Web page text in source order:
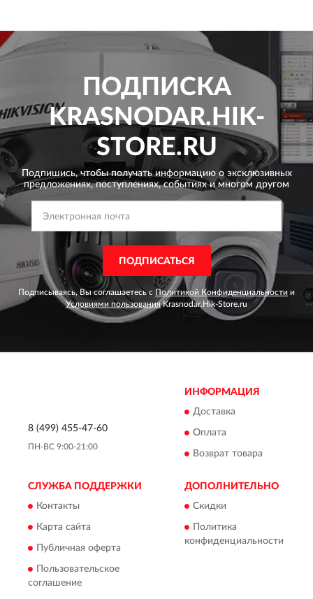
ПОДПИСКА
KRASNODAR.HIK-
STORE.RU
Подпишись, чтобы получать информацию о эксклюзивных
предложениях,поступлениях, событиях и многом другом
ПОДПИСАТЬСЯ
Подписываясь, Вы соглашаетесь с Политикой Конфиденциальности и
Условиями пользованияKrasnodar.Hik-Store.ru
8 (499) 455-47-60
ПН-ВС 9:00-21:00
ИНФОРМАЦИЯ
Доставка
Оплата
Возврат товара
СЛУЖБА ПОДДЕРЖКИ
Контакты
Карта сайта
Публичная оферта
Пользовательское
соглашение
ДОПОЛНИТЕЛЬНО
Скидки
Политика
конфиденциальности